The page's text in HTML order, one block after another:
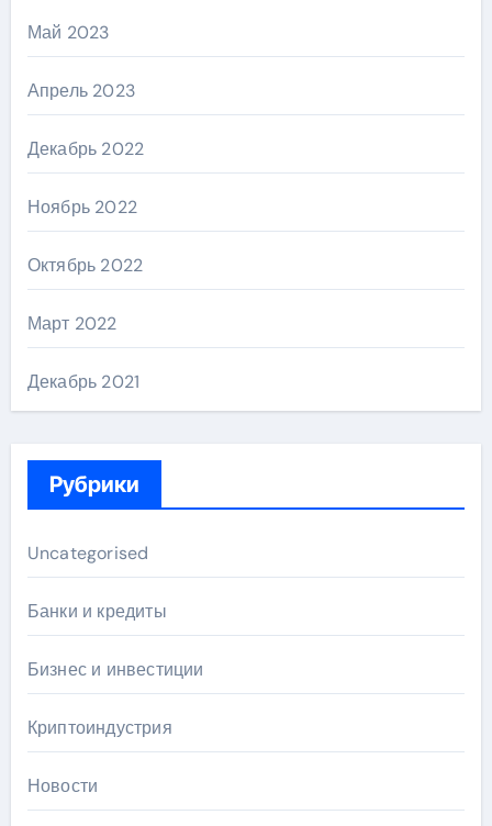
Май 2023
Апрель 2023
Декабрь 2022
Ноябрь 2022
Октябрь 2022
Март 2022
Декабрь 2021
Рубрики
Uncategorised
Банки и кредиты
Бизнес и инвестиции
Криптоиндустрия
Новости